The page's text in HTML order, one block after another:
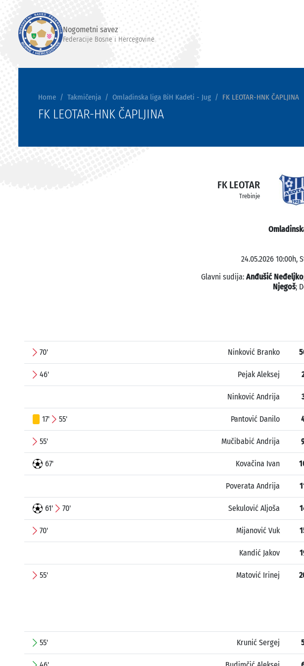
Nogometni savez
Federacije Bosne i Hercegovine
Home Takmičenja Omladinska liga BiH Kadeti - Jug FK LEOTAR-HNK ČAPLJINA
FK LEOTAR-HNK ČAPLJINA
FK LEOTAR
Trebinje
24.05.2026 10:00h,
Glavni sudija: Anđušić Neđeljko
Njegoš;
70' Ninković Branko
46' Pejak Aleksej
Ninković Andrija
17' 55' Pantović Danilo
55' Mučibabić Andrija
67' Kovačina Ivan
Poverata Andrija
61' 70' Sekulović Aljoša
70' Mijanović Vuk
Kandić Jakov
55' Matović Irinej
55' Krunić Sergej